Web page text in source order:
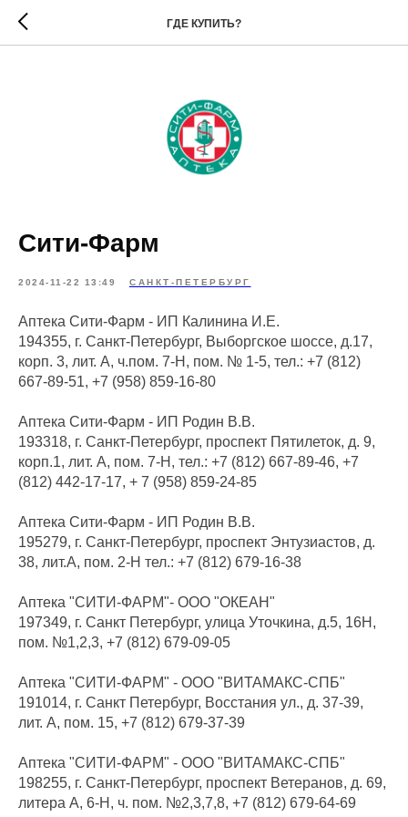
ГДЕ КУПИТЬ?
Сити-Фарм
2024-11-22 13:49 САНКТ-ПЕТЕРБУРГ
Аптека Сити-Фарм - ИП Калинина И.Е.
194355, г. Санкт-Петербург, Выборгское шоссе, д.17,
корп. 3, лит. А, ч.пом. 7-Н, пом. № 1-5, тел.: +7 (812)
667-89-51, +7 (958) 859-16-80
Аптека Сити-Фарм - ИП Родин В.В.
193318, г. Санкт-Петербург, проспект Пятилеток, д. 9,
корп.1, лит. А, пом. 7-Н, тел.: +7 (812) 667-89-46, +7
(812) 442-17-17, + 7 (958) 859-24-85
Аптека Сити-Фарм - ИП Родин В.В.
195279, г. Санкт-Петербург, проспект Энтузиастов, д.
38, лит.А, пом. 2-Н тел.: +7 (812) 679-16-38
Аптека "СИТИ-ФАРМ"- ООО "ОКЕАН"
197349, г. Санкт Петербург, улица Уточкина, д.5, 16Н,
пом. №1,2,3, +7 (812) 679-09-05
Аптека "СИТИ-ФАРМ" - ООО "ВИТАМАКС-СПБ"
191014, г. Санкт Петербург, Восстания ул., д. 37-39,
лит. А, пом. 15, +7 (812) 679-37-39
Аптека "СИТИ-ФАРМ" - ООО "ВИТАМАКС-СПБ"
198255, г. Санкт-Петербург, проспект Ветеранов, д. 69,
литера А, 6-Н, ч. пом. №2,3,7,8, +7 (812) 679-64-69